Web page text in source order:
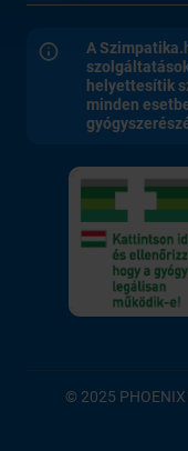
A
helyettesítik
minden
© 2025